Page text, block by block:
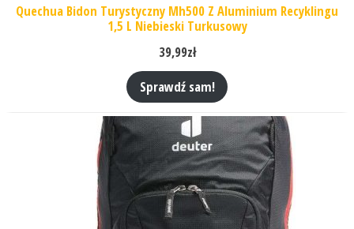
Quechua Bidon Turystyczny Mh500 Z Aluminium Recyklingu
1,5 L Niebieski Turkusowy
39,99zł
Sprawdź sam!